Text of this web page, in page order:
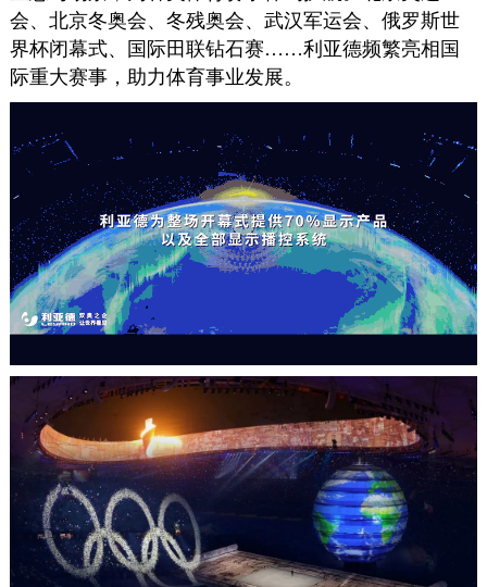
会、北京冬奥会、冬残奥会、武汉军运会、俄罗斯世
界杯闭幕式、国际田联钻石赛……利亚德频繁亮相国
际重大赛事，助力体育事业发展。